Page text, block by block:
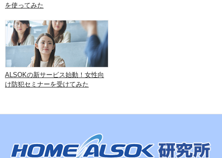
を使ってみた
ALSOKの新サービス始動！女性向
け防犯セミナーを受けてみた